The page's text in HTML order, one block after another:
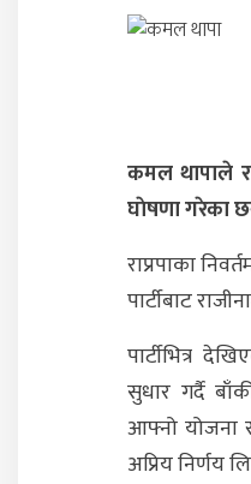
कमल थापाले
घाेषणा गरेका
राप्रपाका
पार्टीबाट
पार्टीभित्र
सुधार गर्दै
आफ्नो योजना
अप्रिय निर्णय